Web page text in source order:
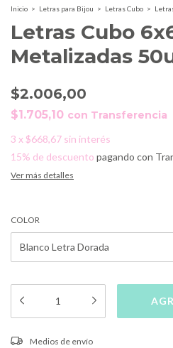
Inicio > Letras para Bijou > Letras Cubo >
Letras Cubo
Metalizadas
$2.006,00
$1.705,10 con Transferencia
3 x$668,67 sin interés
15% de descuento pagando con
Ver más detalles
COLOR
Entregas para el CP:
Medios de envío